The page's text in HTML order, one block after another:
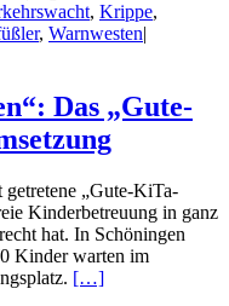
, Krippe,
, Warnwesten|
Das „Gute-
„Gute-KiTa-
Kinderbetreuung in ganz
hat. In Schöningen
Kinder warten im
[…]